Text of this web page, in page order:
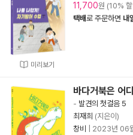
미리보기
11,700원 (10%
택배로 주문하면 내
바다거북은 어
- 발견의 첫걸음 5
최재희 (지은이)
창비
2023년 06